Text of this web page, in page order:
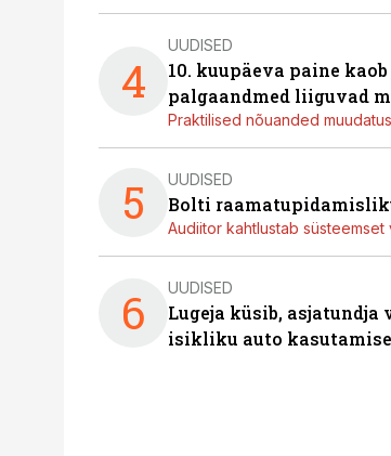
4
UUDISED
10. kuupäeva paine
palgaandmed liiguvad
Praktilised nõuanded
5 UUDISED
Bolti
Audiitor kahtlustab süsteemset
6 UUDISED
Lugeja küsib,
isikliku auto